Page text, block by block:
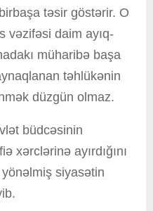
təsir göstərir. O
vəzifəsi daim ayıq-
müharibə başa
təhlükənin
düzgün olmaz.
büdcəsinin
xərclərinə ayırdığını
siyasətin